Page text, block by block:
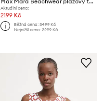
Aktuální cena:
2199 Kč
Běžná cena:3499 Kč
Nejnižší cena:2299 Kč